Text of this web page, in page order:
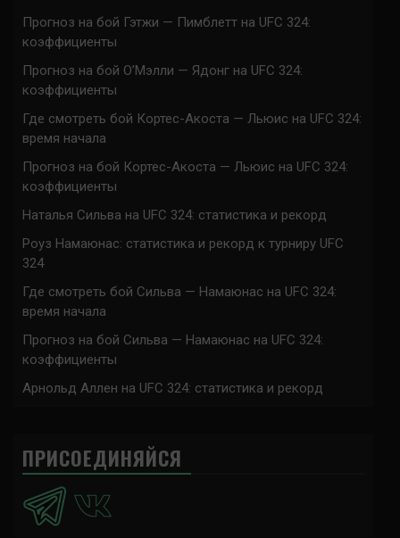
Прогноз на бой Гэтжи — Пимблетт на UFC 324:
коэффициенты
Прогноз на бой О’Мэлли — Ядонг на UFC 324:
коэффициенты
Где смотреть бой Кортес-Акоста — Льюис на UFC 324:
время начала
Прогноз на бой Кортес-Акоста — Льюис на UFC 324:
коэффициенты
Наталья Сильва на UFC 324: статистика и рекорд
Роуз Намаюнас: статистика и рекорд к турниру UFC
324
Где смотреть бой Сильва — Намаюнас на UFC 324:
время начала
Прогноз на бой Сильва — Намаюнас на UFC 324:
коэффициенты
Арнольд Аллен на UFC 324: статистика и рекорд
ПРИСОЕДИНЯЙСЯ